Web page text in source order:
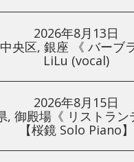
2026年8月13日
中央区, 銀座 《 バーブ
LiLu (vocal)
2026年8月15日
, 御殿場《 リストラン
【桜鏡 Solo Piano】